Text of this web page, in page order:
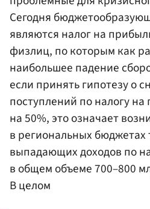
Сегодня
являются налог на
физлиц, по которым как
наибольшее падение
если принять гипотезу о
поступлений по налогу на
на 50%, это означает
в региональных бюджетах
выпадающих доходов по
в общем объеме 700–800
В целом